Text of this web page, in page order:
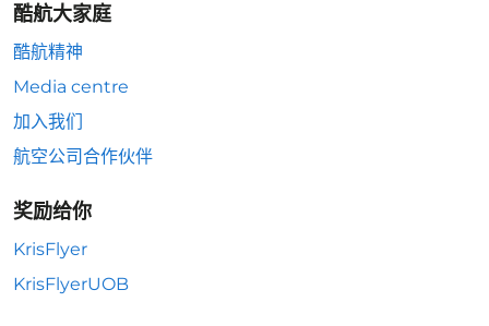
酷航大家庭
酷航精神
Media centre
加入我们
航空公司合作伙伴
奖励给你
KrisFlyer
KrisFlyerUOB